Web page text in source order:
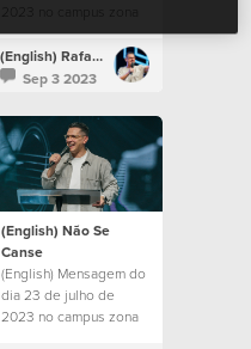
2023 no campus zona
sul
(English) Rafael Bitencourt
Sep 3 2023
(English) Não Se
Canse
(English) Mensagem do
dia 23 de julho de
2023 no campus zona